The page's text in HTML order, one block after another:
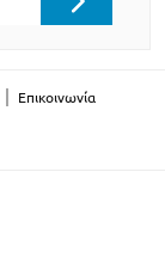
Επικοινωνία